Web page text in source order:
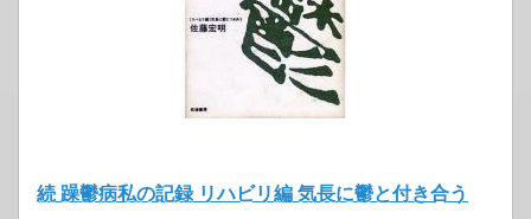
続 躁鬱病私の記録 リハビリ編 気長に鬱と付き合う